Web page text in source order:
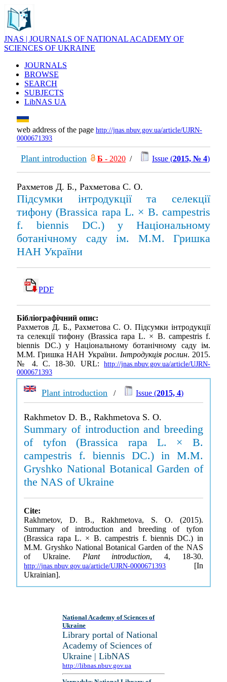
JNAS | JOURNALS OF NATIONAL ACADEMY OF
SCIENCES OF UKRAINE
JOURNALS
BROWSE
SEARCH
SUBJECTS
LibNAS UA
web address of the page http://jnas.nbuv.gov.ua/article/UJRN-
0000671393
Plant introduction Б - 2020 / Issue (2015, № 4)
Рахметов Д. Б., Рахметова С. О.
Підсумки інтродукції та селекції
тифону (Brassica rapa L. × B. campestris
f. biennis DC.) у Національному
ботанічному саду ім. М.М. Гришка
НАН України
PDF
Бібліографічний опис:
Рахметов Д. Б., Рахметова С. О. Підсумки інтродукції
та селекції тифону (Brassica rapa L. × B. campestris f.
biennis DC.) у Національному ботанічному саду ім.
М.М. Гришка НАН України. Інтродукція рослин. 2015.
№ 4. С. 18-30. URL: http://jnas.nbuv.gov.ua/article/UJRN-
0000671393
Plant introduction / Issue (2015, 4)
Rakhmetov D. B., Rakhmetova S. O.
Summary of introduction and breeding
of tyfon (Brassica rapa L. × B.
campestris f. biennis DC.) in M.M.
Gryshko National Botanical Garden of
the NAS of Ukraine
Cite:
Rakhmetov, D. B., Rakhmetova, S. O. (2015).
Summary of introduction and breeding of tyfon
(Brassica rapa L. × B. campestris f. biennis DC.) in
M.M. Gryshko National Botanical Garden of the NAS
of Ukraine. Plant introduction, 4, 18-30.
http://jnas.nbuv.gov.ua/article/UJRN-0000671393 [In
Ukrainian].
National Academy of Sciences of
Ukraine
Library portal of National
Academy of Sciences of
Ukraine | LibNAS
http://libnas.nbuv.gov.ua